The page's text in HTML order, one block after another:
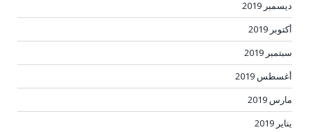
ديسمبر 2019
أكتوبر 2019
سبتمبر 2019
أغسطس 2019
مارس 2019
يناير 2019